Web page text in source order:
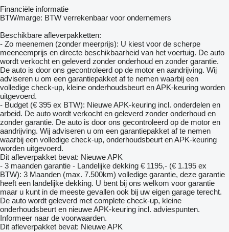
Financiële informatie
BTW/marge: BTW verrekenbaar voor ondernemers
Beschikbare afleverpakketten:
- Zo meenemen (zonder meerprijs): U kiest voor de scherpe
meeneemprijs en directe beschikbaarheid van het voertuig. De auto
wordt verkocht en geleverd zonder onderhoud en zonder garantie.
De auto is door ons gecontroleerd op de motor en aandrijving. Wij
adviseren u om een garantiepakket af te nemen waarbij een
volledige check-up, kleine onderhoudsbeurt en APK-keuring worden
uitgevoerd.
- Budget (€ 395 ex BTW): Nieuwe APK-keuring incl. onderdelen en
arbeid. De auto wordt verkocht en geleverd zonder onderhoud en
zonder garantie. De auto is door ons gecontroleerd op de motor en
aandrijving. Wij adviseren u om een garantiepakket af te nemen
waarbij een volledige check-up, onderhoudsbeurt en APK-keuring
worden uitgevoerd.
Dit afleverpakket bevat: Nieuwe APK
- 3 maanden garantie - Landelijke dekking € 1195,- (€ 1.195 ex
BTW): 3 Maanden (max. 7.500km) volledige garantie, deze garantie
heeft een landelijke dekking. U bent bij ons welkom voor garantie
maar u kunt in de meeste gevallen ook bij uw eigen garage terecht.
De auto wordt geleverd met complete check-up, kleine
onderhoudsbeurt en nieuwe APK-keuring incl. adviespunten.
Informeer naar de voorwaarden.
Dit afleverpakket bevat: Nieuwe APK